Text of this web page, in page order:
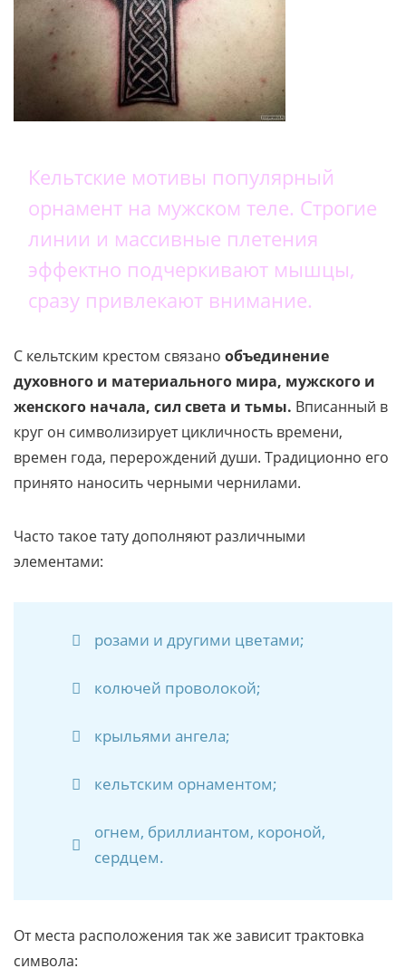
Кельтские мотивы популярный
орнамент на мужском теле. Строгие
линии и массивные плетения
эффектно подчеркивают мышцы,
сразу привлекают внимание.
С кельтским крестом связано объединение
духовного и материального мира, мужского и
женского начала, сил света и тьмы. Вписанный в
круг он символизирует цикличность времени,
времен года, перерождений души. Традиционно его
принято наносить черными чернилами.
Часто такое тату дополняют различными
элементами:
розами и другими цветами;
колючей проволокой;
крыльями ангела;
кельтским орнаментом;
огнем, бриллиантом, короной,
сердцем.
От места расположения так же зависит трактовка
символа: